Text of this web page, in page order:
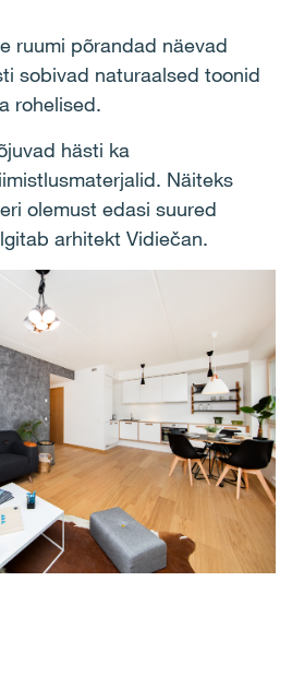
ruumi põrandad näevad
sobivad naturaalsed toonid
rohelised.
hästi ka
Näiteks
olemust edasi suured
arhitekt Vidiečan.